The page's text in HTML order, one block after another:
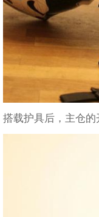
搭载护具后，主仓